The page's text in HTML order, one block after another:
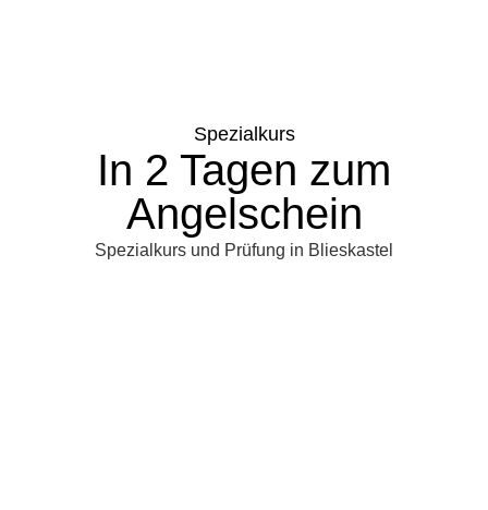
Spezialkurs
In 2 Tagen zum
Angelschein
Spezialkurs und Prüfung in Blieskastel